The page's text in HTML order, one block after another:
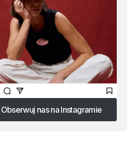
Obserwuj nas na Instagramie
Obserwuj nas na Instagramie